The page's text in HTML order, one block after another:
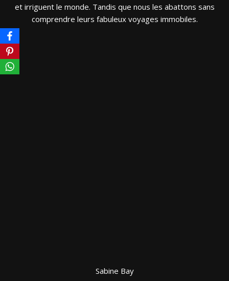
et irriguent le monde. Tandis que nous les abattons sans
comprendre leurs fabuleux voyages immobiles.
Sabine Bay